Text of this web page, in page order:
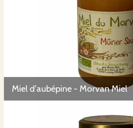
Miel d'aubépine - Morvan Miel